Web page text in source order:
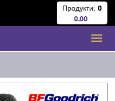
Продукти: 0
0.00